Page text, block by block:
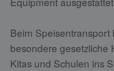
Beim Speisentransport
besondere gesetzliche
Kitas und Schulen ins